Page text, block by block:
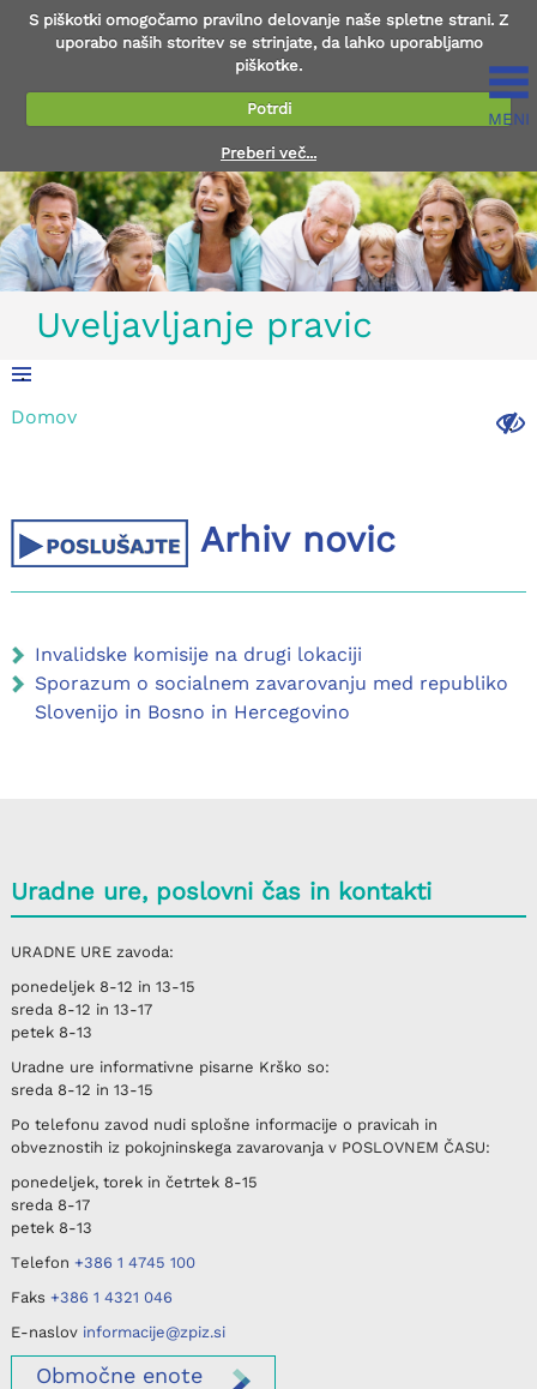
S piškotki omogočamo pravilno delovanje naše spletne strani. Z
uporabo naših storitev se strinjate, da lahko uporabljamo
piškotke.
Potrdi
Preberi več...
MENI
Uveljavljanje pravic
.
.
Domov
Arhiv novic
Invalidske komisije na drugi lokaciji
Sporazum o socialnem zavarovanju med republiko
Slovenijo in Bosno in Hercegovino
Uradne ure, poslovni čas in kontakti
URADNE UREzavoda:
ponedeljek8-12 in 13-15
sreda 8-12 in 13-17
petek8-13
Uradne ure informativne pisarne Krško so:
sreda 8-12 in 13-15
Po telefonu zavod nudi splošne informacije o pravicah in
obveznostih iz pokojninskega zavarovanja v POSLOVNEM ČASU:
ponedeljek, torek in četrtek8-15
sreda 8-17
petek8-13
Telefon +386 1 4745 100
Faks +386 1 4321 046
E-naslov informacije@zpiz.si
Območneenote